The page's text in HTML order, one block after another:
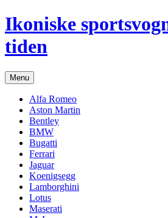
Hop
til
indhold
Ikoniske
tiden
Menu
Alfa Romeo
Aston Martin
Bentley
BMW
Bugatti
Ferrari
Jaguar
Koenigsegg
Lamborghini
Lotus
Maserati